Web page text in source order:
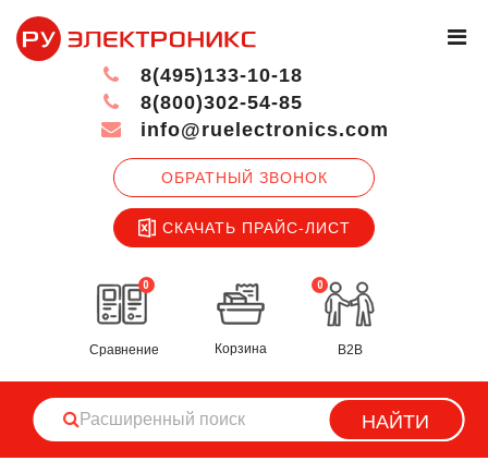
ОБРАТНЫЙ ЗВОНОК
СКАЧАТЬ ПРАЙС-ЛИСТ
8(495)133-10-18
8(800)302-54-85
info@ruelectronics.com
0
Сравнение
0
Корзина B2B
НАЙТИ